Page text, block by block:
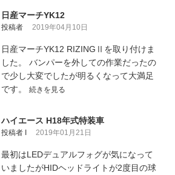
日産マーチYK12
投稿者 2019年04月10日
日産マーチYK12 RIZINGⅡを取り付けま
した。 バンパーを外しての作業だったの
で少し大変でしたが明るくなって大満足
です。 続きを見る
ハイエース H18年式特装車
投稿者 I 2019年01月21日
最初はLEDデュアルフォグが気になって
いましたがHIDヘッドライトが2度目の球